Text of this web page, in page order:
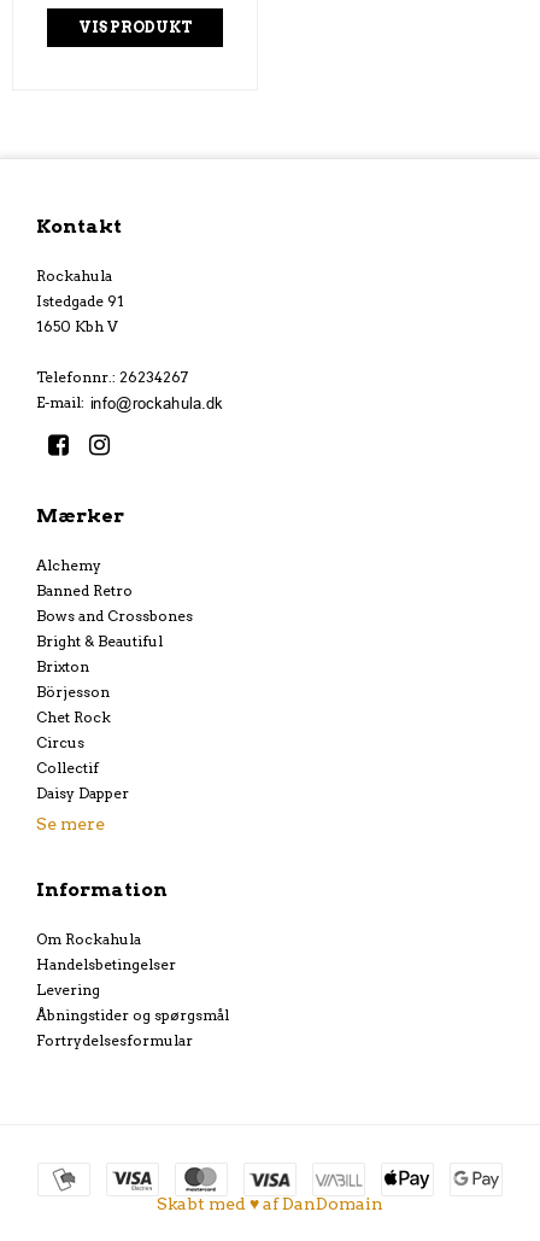
VIS PRODUKT
Kontakt
Rockahula
Istedgade 91
1650 Kbh V
Telefonnr.: 26234267
E-mail:
Mærker
Alchemy
Banned Retro
Bows and Crossbones
Bright & Beautiful
Brixton
Börjesson
Chet Rock
Circus
Collectif
Daisy Dapper
Se mere
Information
Om Rockahula
Handelsbetingelser
Levering
Åbningstider og spørgsmål
Fortrydelsesformular
Skabt med ♥ af DanDomain